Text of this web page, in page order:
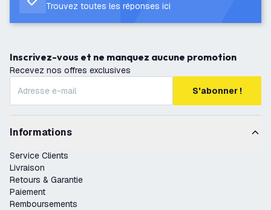
Trouvez toutes les réponses ici
Inscrivez-vous et ne manquez aucune promotion
Recevez nos offres exclusives
S'abonner !
Informations
Service Clients
Livraison
Retours & Garantie
Paiement
Remboursements